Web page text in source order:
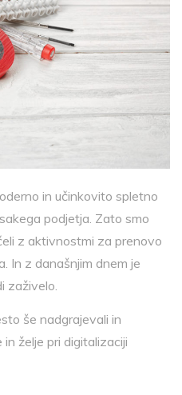
in učinkovito spletno
podjetja. Zato smo
z aktivnostmi za prenovo
In z današnjim dnem je
zaživelo.
še nadgrajevali in
želje pri digitalizaciji